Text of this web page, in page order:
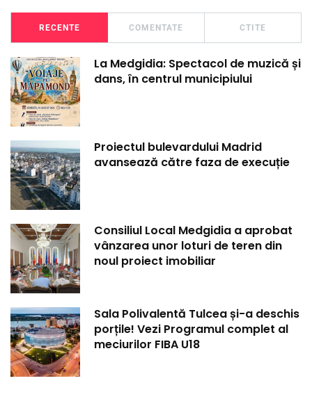
RECENTE COMENTATE CTITE
La Medgidia: Spectacol de muzică și
dans, în centrul municipiului
Proiectul bulevardului Madrid
avansează către faza de execuție
Consiliul Local Medgidia a aprobat
vânzarea unor loturi de teren din
noul proiect imobiliar
Sala Polivalentă Tulcea și-a deschis
porțile! Vezi Programul complet al
meciurilor FIBA U18